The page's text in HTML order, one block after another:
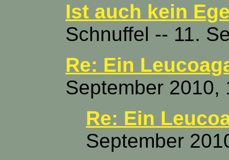
Ist auch kein
Schnuffel -- 11.
Re: Ein
September 2010,
Re: Ein
September